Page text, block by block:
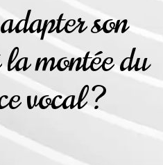
son
montée du
vocal ?